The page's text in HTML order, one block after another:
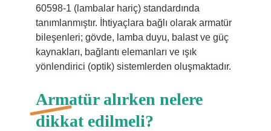
60598-1 (lambalar hariç) standardında
tanımlanmıştır. İhtiyaçlara bağlı olarak armatür
bileşenleri; gövde, lamba duyu, balast ve güç
kaynakları, bağlantı elemanları ve ışık
yönlendirici (optik) sistemlerden oluşmaktadır.
Armatür alırken nelere
dikkat edilmeli?